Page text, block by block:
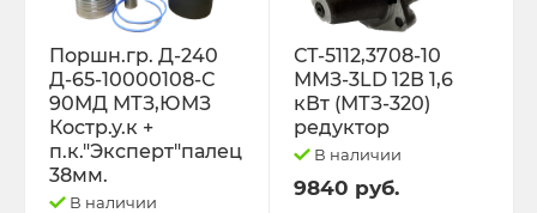
Поршн.гр. Д-240
Д-65-10000108-С
90МД МТЗ,ЮМЗ
Костр.у.к +
п.к."Эксперт"палец
38мм.
В наличии
СТ-5112,3708-10
ММЗ-3LD 12В 1,6
кВт (МТЗ-320)
редуктор
В наличии
9840 руб.